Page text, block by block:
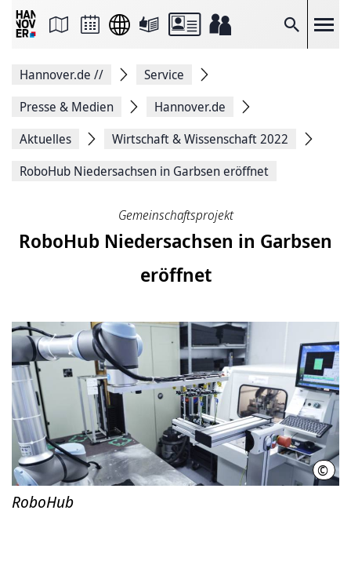
Suche
Seite
Facebook
teilen
Seitenlink
Seite
Hannover.de //
Service
Presse & Medien
Hannover.de
Aktuelles
Wirtschaft & Wissenschaft 2022
RoboHub Niedersachsen in Garbsen eröffnet
Gemeinschaftsprojekt
RoboHub Niedersachsen in Garbsen
eröffnet
©
RoboHub